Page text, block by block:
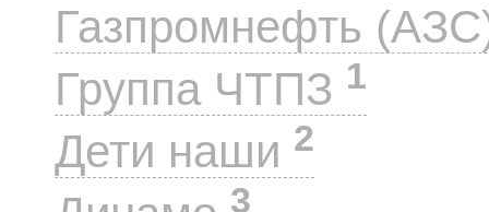
Газпромнефть
Группа ЧТПЗ 1
Дети наши 2
3